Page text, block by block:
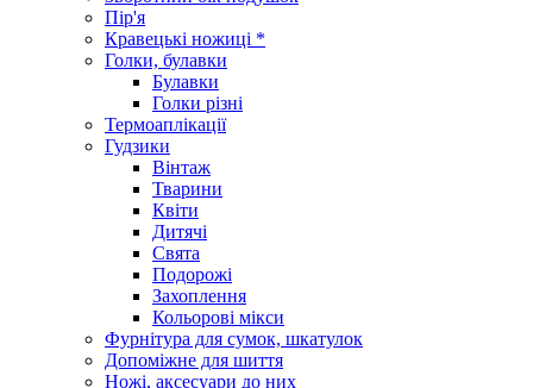
Пір'я
Кравецькі ножиці *
Голки, булавки
Булавки
Голки різні
Термоаплікації
Гудзики
Вінтаж
Тварини
Квіти
Дитячі
Свята
Подорожі
Захоплення
Кольорові мікси
Фурнітура для сумок, шкатулок
Допоміжне для шиття
Ножі, аксесуари до них